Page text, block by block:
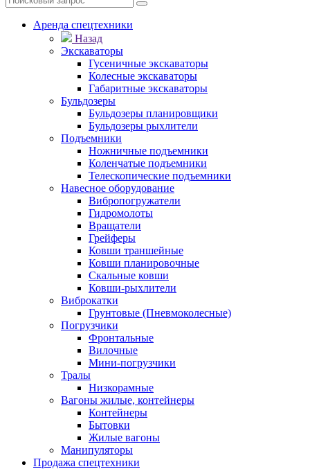
Аренда спецтехники
Назад
Экскаваторы
Гусеничные экскаваторы
Колесные экскаваторы
Габаритные экскаваторы
Бульдозеры
Бульдозеры планировщики
Бульдозеры рыхлители
Подъемники
Ножничные подъемники
Коленчатые подъемники
Телескопические подъемники
Навесное оборудование
Вибропогружатели
Гидромолоты
Вращатели
Грейферы
Ковши траншейные
Ковши планировочные
Скальные ковши
Ковши-рыхлители
Виброкатки
Грунтовые (Пневмоколесные)
Погрузчики
Фронтальные
Вилочные
Мини-погрузчики
Тралы
Низкорамные
Вагоны жилые, контейнеры
Контейнеры
Бытовки
Жилые вагоны
Манипуляторы
Продажа спецтехники